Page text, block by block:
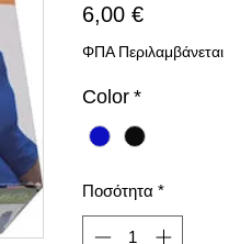
6,00 €Τιμή
ΦΠΑ Περιλαμβάνεται
Color *
Ποσότητα *